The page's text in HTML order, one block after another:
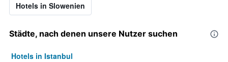
Hotels in Slowenien
Städte, nach denen unsere Nutzer suchen
Hotels in Istanbul